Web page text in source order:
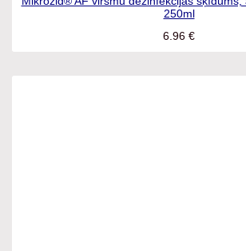
saturošs, 250ml
6.96€